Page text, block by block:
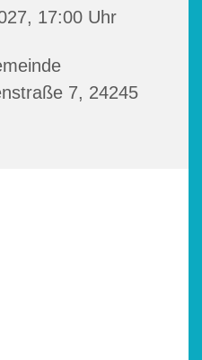
17:00 Uhr
7, 24245